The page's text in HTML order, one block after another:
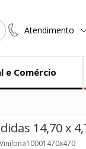
Atendimento
e Comércio
14,70 x
Vinilona10001470x470